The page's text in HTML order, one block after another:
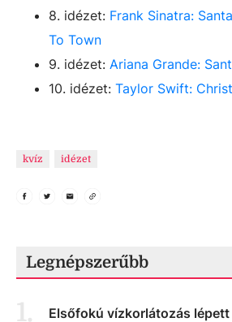
8. idézet: Frank Sinatra:
To Town
9. idézet: Ariana Grande:
10. idézet: Taylor Swift:
kvíz idézet
Legnépszerűbb
1. Elsőfokú vízkorlátozás lépett